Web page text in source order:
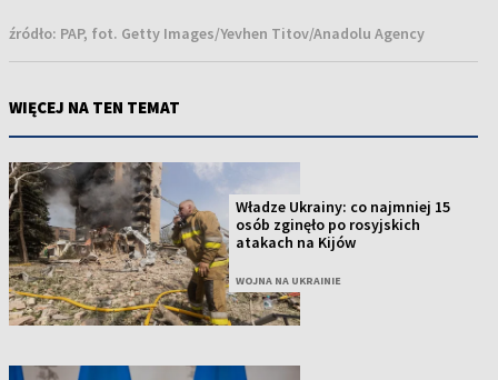
źródło: PAP, fot. Getty Images/Yevhen Titov/Anadolu Agency
WIĘCEJ NA TEN TEMAT
Władze Ukrainy: co najmniej 15
osób zginęło po rosyjskich
atakach na Kijów
WOJNA NA UKRAINIE